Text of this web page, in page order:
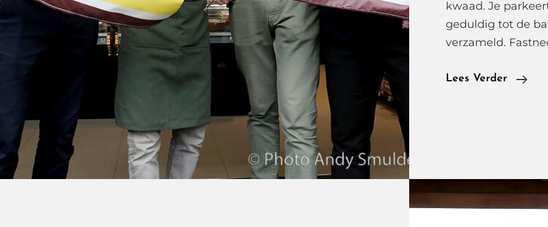
kwaad. Je
geduldig tot de
verzameld.
Lees Verder
Van